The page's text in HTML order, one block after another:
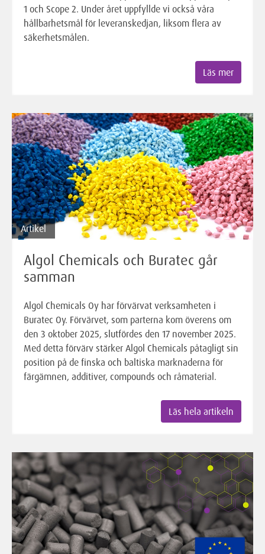
1 och Scope 2. Under året uppfyllde vi också våra
hållbarhetsmål för leveranskedjan, liksom flera av
säkerhetsmålen.
Läs mer
Artikel
Algol Chemicals och Buratec går
samman
Algol Chemicals Oy har förvärvat verksamheten i
Buratec Oy. Förvärvet, som parterna kom överens om
den 3 oktober 2025, slutfördes den 17 november 2025.
Med detta förvärv stärker Algol Chemicals påtagligt sin
position på de finska och baltiska marknaderna för
färgämnen, additiver, compounds och råmaterial.
Läs hela artikeln